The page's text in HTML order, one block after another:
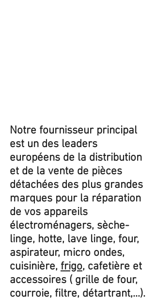
Notre fournisseur principal
est un des leaders
européens de la distribution
et de la vente de pièces
détachées des plus grandes
marques pour la réparation
de vos appareils
électroménagers, sèche-
linge, hotte, lave linge, four,
aspirateur, micro ondes,
cuisinière, frigo, cafetière et
accessoires ( grille de four,
courroie, filtre, détartrant,...).